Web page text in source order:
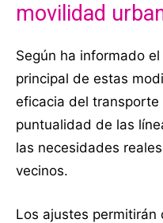
movilidad
Según ha informado
principal de estas
eficacia del transporte
puntualidad de las
las necesidades
vecinos.
Los ajustes permitirán